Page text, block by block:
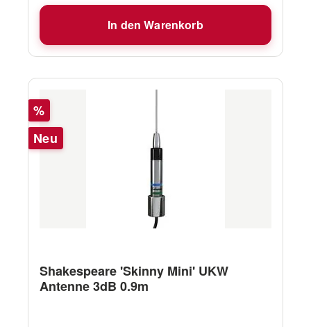
Halterungen: 4187 oder 4188-
SAnleitungShakespeare AIS Marine Antennen
In den Warenkorb
Rabatt
%
Neu
Shakespeare 'Skinny Mini' UKW
Antenne 3dB 0.9m